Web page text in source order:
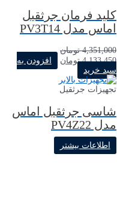
کلید فرمان جرثقیل
اماس مدل PV3T14
4,351,000 تومان
4,133,450 تومان
افزودن به
سبد خرید
تجهیزات جرثقیل
شاسی جرثقیل اماس
مدل PV4Z22
اطلاعات بیشتر